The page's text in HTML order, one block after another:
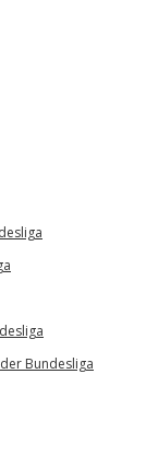
Bundesliga